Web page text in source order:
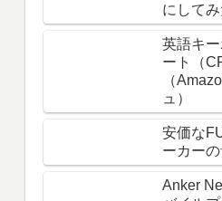
にしてみ
英語キ
ート（
（
ュ）
安価な
ーカー
Anker